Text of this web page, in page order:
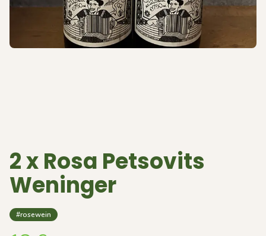
2 x Rosa Petsovits
Weninger
#rosewein